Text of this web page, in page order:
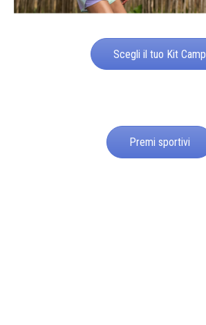
Scegli il tuo Kit Camp
Premi sportivi